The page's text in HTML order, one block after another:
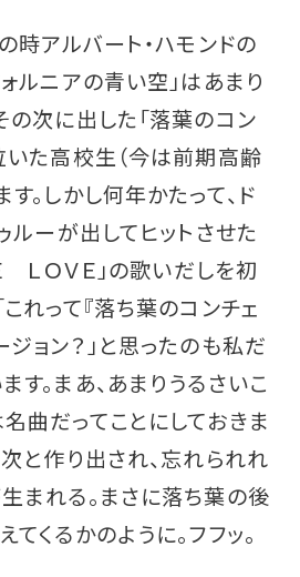
時アルバート・ハモンドの
ルニアの青い空」はあまり
の次に出した「落葉のコン
いた高校生（今は前期高齢
。しかし何年かたって、ド
ルーが出してヒットさせた
ＬＯＶＥ」の歌いだしを初
れって『落ち葉のコンチェ
ョン？」と思ったのも私だ
す。まあ、あまりうるさいこ
曲だってことにしておきま
次と作り出され、忘れられれ
まれる。まさに落ち葉の後
くるかのように。フフッ。